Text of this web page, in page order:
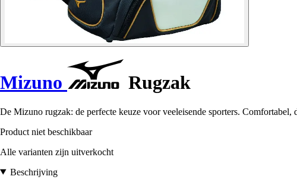
Mizuno Rugzak
De Mizuno rugzak: de perfecte keuze voor veeleisende sporters.
Product niet beschikbaar
Alle varianten zijn uitverkocht
Beschrijving